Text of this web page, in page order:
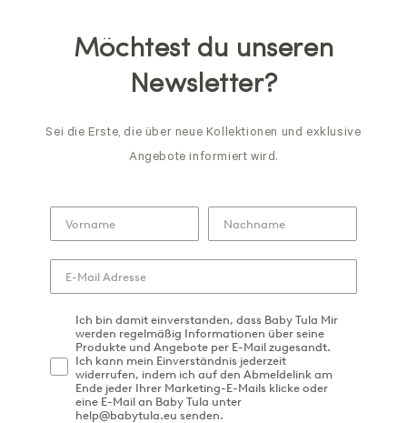
Möchtest du unseren
Newsletter?
Sei die Erste, die über neue Kollektionen und exklusive
Angebote informiert wird.
Ich bin damit einverstanden, dass Baby Tula Mir
werden regelmäßig Informationen über seine
Produkte und Angebote per E-Mail zugesandt.
Ich kann mein Einverständnis jederzeit
widerrufen, indem ich auf den Abmeldelink am
Ende jeder Ihrer Marketing-E-Mails klicke oder
eine E-Mail an Baby Tula unter
help@babytula.eu senden.